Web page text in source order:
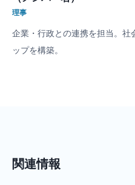
理事
企業・行政との連携を担当。
ップを構築。
関連情報